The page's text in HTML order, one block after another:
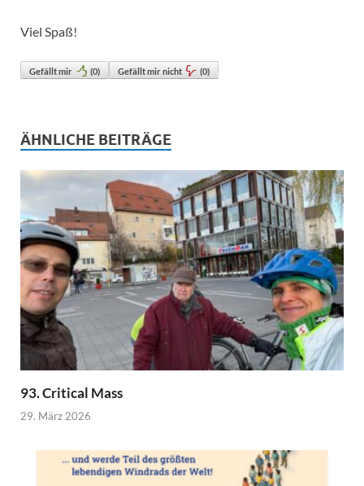
Viel Spaß!
Gefällt mir (0) Gefällt mir nicht (0)
ÄHNLICHE BEITRÄGE
93. Critical Mass
29. März 2026